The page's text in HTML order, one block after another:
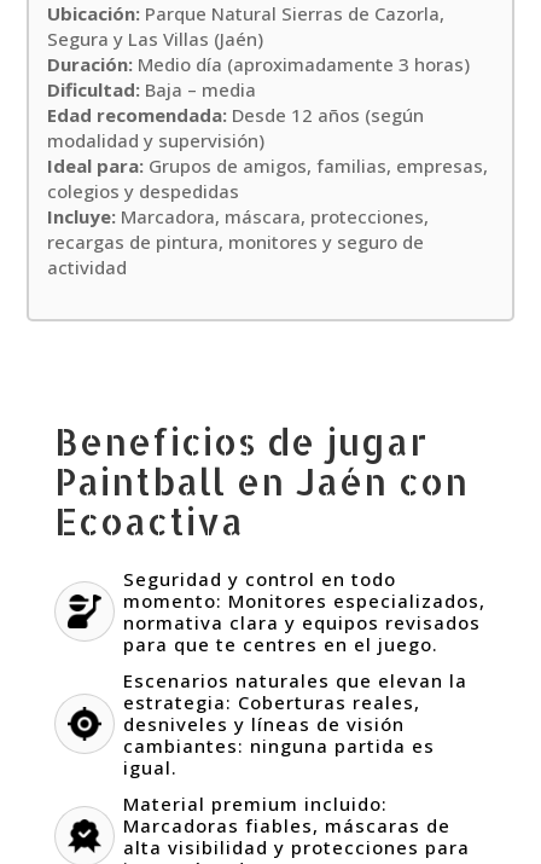
Ubicación: Parque Natural Sierras de Cazorla,
Segura y Las Villas (Jaén)
Duración: Medio día (aproximadamente 3 horas)
Dificultad: Baja – media
Edad recomendada: Desde 12 años (según
modalidad y supervisión)
Ideal para: Grupos de amigos, familias, empresas,
colegios y despedidas
Incluye: Marcadora, máscara, protecciones,
recargas de pintura, monitores y seguro de
actividad
Beneficios de jugar
Paintball en Jaén con
Ecoactiva
Seguridad y control en todo
momento: Monitores especializados,
normativa clara y equipos revisados
para que te centres en el juego.
Escenarios naturales que elevan la
estrategia: Coberturas reales,
desniveles y líneas de visión
cambiantes: ninguna partida es
igual.
Material premium incluido:
Marcadoras fiables, máscaras de
alta visibilidad y protecciones para